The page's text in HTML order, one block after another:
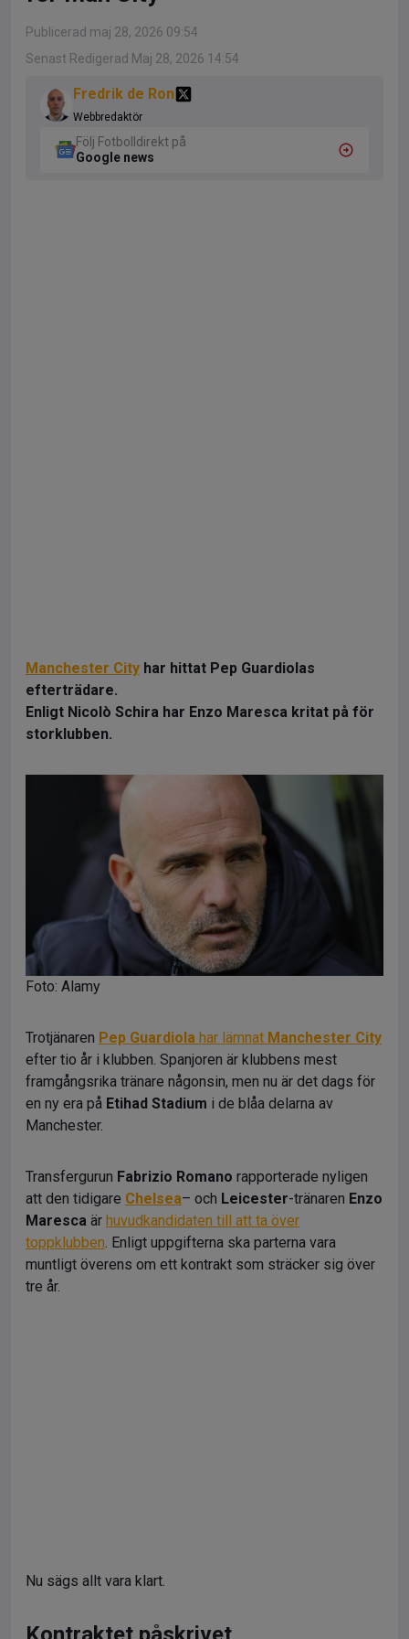
Publicerad maj 28, 2026 09:54
Senast Redigerad Maj 28, 2026 14:54
Fredrik de Ron
Webbredaktör
Följ Fotbolldirekt på
Google news
Manchester City har hittat Pep Guardiolas
efterträdare.
Enligt Nicolò Schira har Enzo Maresca kritat på för
storklubben.
Foto: Alamy
Trotjänaren Pep Guardiola har lämnat Manchester City
efter tio år i klubben. Spanjoren är klubbens mest
framgångsrika tränare någonsin, men nu är det dags för
en ny era på Etihad Stadium i de blåa delarna av
Manchester.
Transfergurun Fabrizio Romano rapporterade nyligen
att den tidigare Chelsea– och Leicester-tränaren Enzo
Maresca är huvudkandidaten till att ta över
toppklubben. Enligt uppgifterna ska parterna vara
muntligt överens om ett kontrakt som sträcker sig över
tre år.
Nu sägs allt vara klart.